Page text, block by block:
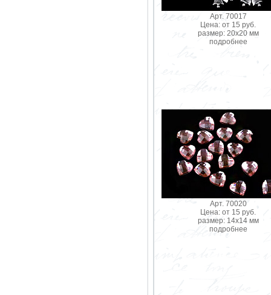
Арт. 70017
Цена: от 15 руб.
размер: 20х20 мм
подробнее
Арт. 70020
Цена: от 15 руб.
размер: 14х14 мм
подробнее